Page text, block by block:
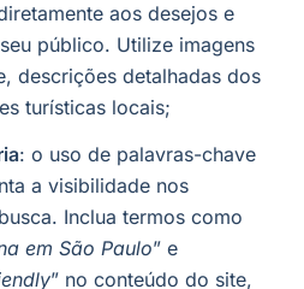
aos desejos e
público. Utilize imagens
descrições detalhadas dos
turísticas locais;
: o uso de palavras-chave
a visibilidade nos
Inclua termos como
em São Paulo” e
” no conteúdo do site,